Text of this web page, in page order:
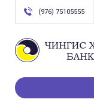
(976) 75105555